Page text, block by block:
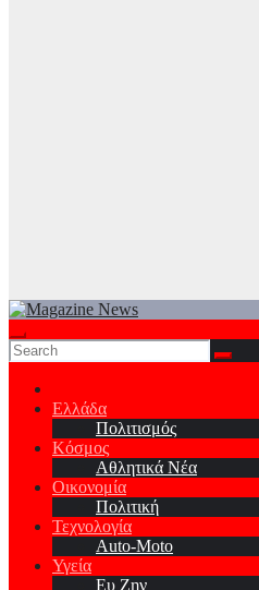
Ελλάδα
Πολιτισμός
Κόσμος
Αθλητικά Νέα
Οικονομία
Πολιτική
Τεχνολογία
Auto-Moto
Υγεία
Ευ Ζην